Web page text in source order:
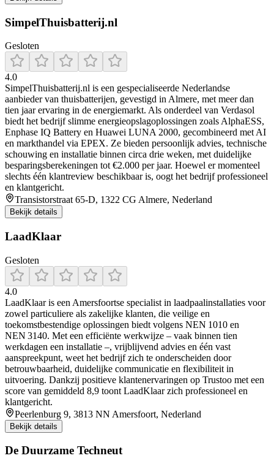
SimpelThuisbatterij.nl
Gesloten
4.0
SimpelThuisbatterij.nl is een gespecialiseerde Nederlandse
aanbieder van thuisbatterijen, gevestigd in Almere, met meer dan
tien jaar ervaring in de energiemarkt. Als onderdeel van Verdasol
biedt het bedrijf slimme energieopslagoplossingen zoals AlphaESS,
Enphase IQ Battery en Huawei LUNA 2000, gecombineerd met AI
en markthandel via EPEX. Ze bieden persoonlijk advies, technische
schouwing en installatie binnen circa drie weken, met duidelijke
besparingsberekeningen tot €2.000 per jaar. Hoewel er momenteel
slechts één klantreview beschikbaar is, oogt het bedrijf professioneel
en klantgericht.
Transistorstraat 65-D, 1322 CG Almere, Nederland
Bekijk details
LaadKlaar
Gesloten
4.0
LaadKlaar is een Amersfoortse specialist in laadpaalinstallaties voor
zowel particuliere als zakelijke klanten, die veilige en
toekomstbestendige oplossingen biedt volgens NEN 1010 en
NEN 3140. Met een efficiënte werkwijze – vaak binnen tien
werkdagen een installatie –, vrijblijvend advies en één vast
aanspreekpunt, weet het bedrijf zich te onderscheiden door
betrouwbaarheid, duidelijke communicatie en flexibiliteit in
uitvoering. Dankzij positieve klantenervaringen op Trustoo met een
score van gemiddeld 8,9 toont LaadKlaar zich professioneel en
klantgericht.
Peerlenburg 9, 3813 NN Amersfoort, Nederland
Bekijk details
De Duurzame Techneut